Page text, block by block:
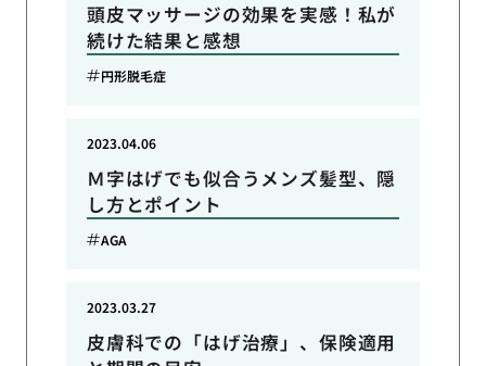
頭皮マッサージの効果を実感！私が
続けた結果と感想
円形脱毛症
Ｍ字はげでも似合うメンズ髪型、隠
し方とポイント
2023.04.06
AGA
皮膚科での「はげ治療」、保険適用
2023.03.27